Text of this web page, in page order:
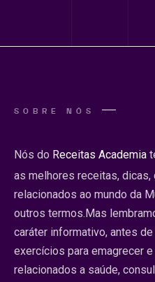
SOBRE NÓS
Nós do Receitas Academia
as melhores receitas,
relacionados ao mundo da
outros termos.Mas
caráter informativo, antes
exercícios para emagrecer
relacionados a saúde,